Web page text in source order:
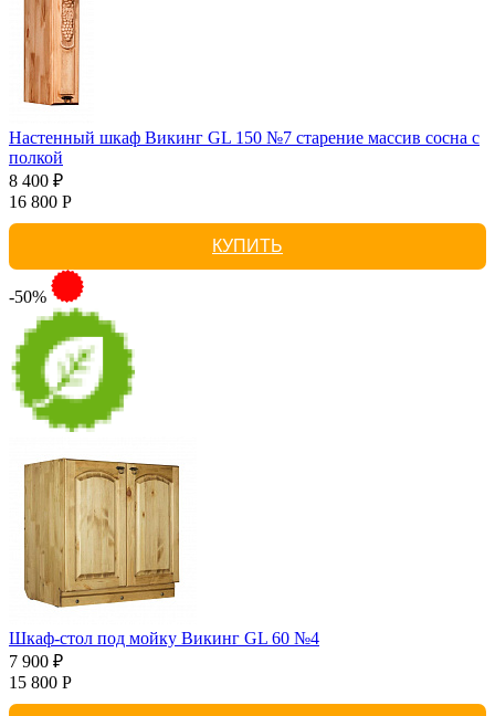
Настенный шкаф Викинг GL 150 №7 старение массив сосна с
полкой
8 400 ₽
16 800 Р
КУПИТЬ
-50%
Шкаф-стол под мойку Викинг GL 60 №4
7 900 ₽
15 800 Р